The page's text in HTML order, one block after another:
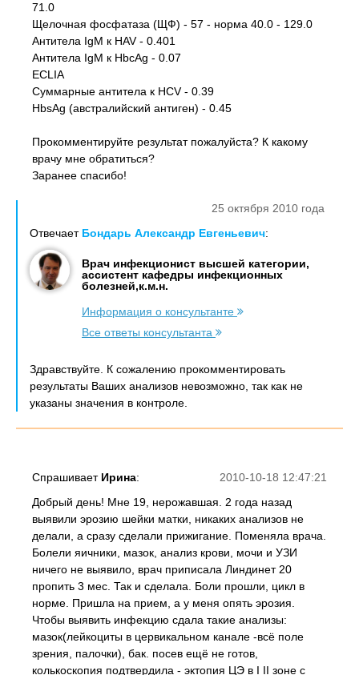
71.0
Щелочная фосфатаза (ЩФ) - 57 - норма 40.0 - 129.0
Антитела IgM к HAV - 0.401
Антитела IgM к HbcAg - 0.07
ECLIA
Суммарные антитела к HCV - 0.39
HbsAg (австралийский антиген) - 0.45
Прокомментируйте результат пожалуйста? К какому
врачу мне обратиться?
Заранее спасибо!
25 октября 2010 года
Отвечает Бондарь Александр Евгеньевич:
Врач инфекционист высшей категории,
ассистент кафедры инфекционных
болезней,к.м.н.
Информация о консультанте
Все ответы консультанта
Здравствуйте. К сожалению прокомментировать
результаты Ваших анализов невозможно, так как не
указаны значения в контроле.
2010-10-18 12:47:21
Спрашивает Ирина:
Добрый день! Мне 19, нерожавшая. 2 года назад
выявили эрозию шейки матки, никаких анализов не
делали, а сразу сделали прижигание. Поменяла врача.
Болели яичники, мазок, анализ крови, мочи и УЗИ
ничего не выявило, врач приписала Линдинет 20
пропить 3 мес. Так и сделала. Боли прошли, цикл в
норме. Пришла на прием, а у меня опять эрозия.
Чтобы выявить инфекцию сдала такие анализы:
мазок(лейкоциты в цервикальном канале -всё поле
зрения, палочки), бак. посев ещё не готов,
колькоскопия подтвердила - эктопия ЦЭ в I II зоне с